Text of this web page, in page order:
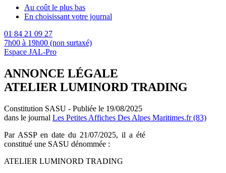
Au coût le plus bas
En choisissant votre journal
01 84 21 09 27
7h00 à 19h00 (non surtaxé)
Espace JAL-Pro
ANNONCE LÉGALE
ATELIER LUMINORD TRADING
Constitution SASU - Publiée le 19/08/2025
dans le journal Les Petites Affiches Des Alpes Maritimes.fr (83)
Par ASSP en date du 21/07/2025, il a été
constitué une SASU dénommée :
ATELIER LUMINORD TRADING